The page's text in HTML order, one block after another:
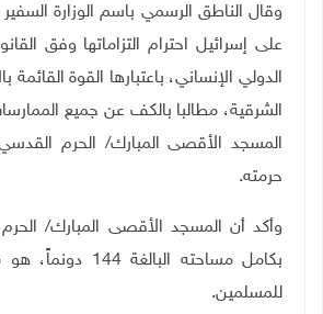
وقال الناطق الرسمي باسم الوزارة
على إسرائيل احترام التزاماتها وفق
الدولي الإنساني، باعتبارها القوة
الشرقية، مطالبا بالكف عن جميع
المسجد الأقصى المبارك/ الحرم
حرمته.
وأكد أن المسجد الأقصى المبارك/
بكامل مساحته
للمسلمين.